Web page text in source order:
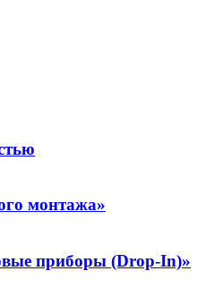
монтажа»
приборы (Drop-In)»